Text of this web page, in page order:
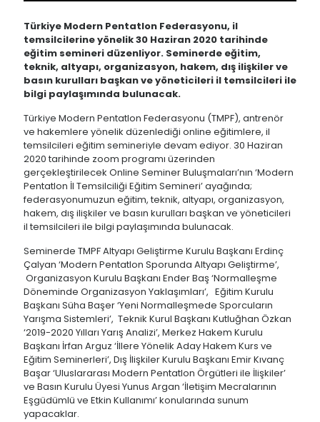
Türkiye Modern Pentatlon Federasyonu, il
temsilcilerine yönelik 30 Haziran 2020 tarihinde
eğitim semineri düzenliyor. Seminerde eğitim,
teknik, altyapı, organizasyon, hakem, dış ilişkiler ve
basın kurulları başkan ve yöneticileri il temsilcileri ile
bilgi paylaşımında bulunacak.
Türkiye Modern Pentatlon Federasyonu (TMPF), antrenör
ve hakemlere yönelik düzenlediği online eğitimlere, il
temsilcileri eğitim semineriyle devam ediyor. 30 Haziran
2020 tarihinde zoom programı üzerinden
gerçekleştirilecek Online Seminer Buluşmaları’nın ‘Modern
Pentatlon İl Temsilciliği Eğitim Semineri’ ayağında;
federasyonumuzun eğitim, teknik, altyapı, organizasyon,
hakem, dış ilişkiler ve basın kurulları başkan ve yöneticileri
il temsilcileri ile bilgi paylaşımında bulunacak.
Seminerde TMPF Altyapı Geliştirme Kurulu Başkanı Erdinç
Çalyan ‘Modern Pentatlon Sporunda Altyapı Geliştirme’,
Organizasyon Kurulu Başkanı Ender Baş ‘Normalleşme
Döneminde Organizasyon Yaklaşımları’, Eğitim Kurulu
Başkanı Süha Başer ‘Yeni Normalleşmede Sporcuların
Yarışma Sistemleri’, Teknik Kurul Başkanı Kutluğhan Özkan
‘2019-2020 Yılları Yarış Analizi’, Merkez Hakem Kurulu
Başkanı İrfan Arguz ‘İllere Yönelik Aday Hakem Kurs ve
Eğitim Seminerleri’, Dış İlişkiler Kurulu Başkanı Emir Kıvanç
Başar ‘Uluslararası Modern Pentatlon Örgütleri ile İlişkiler’
ve Basın Kurulu Üyesi Yunus Argan ‘İletişim Mecralarının
Eşgüdümlü ve Etkin Kullanımı’ konularında sunum
yapacaklar.